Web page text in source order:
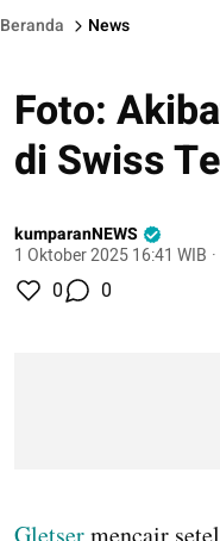
Beranda News
Foto:
di Swiss
kumparanNEWS
1 Oktober 2025 16:41 WIB ·
0 0
Gletser mencair